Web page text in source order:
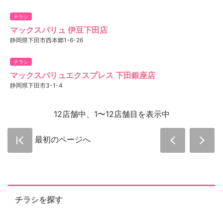
チラシ
マックスバリュ 伊豆下田店
静岡県下田市西本郷1-6-26
チラシ
マックスバリュエクスプレス 下田銀座店
静岡県下田市3-1-4
12店舗中、1〜12店舗目を表示中
最初のページへ
チラシを探す